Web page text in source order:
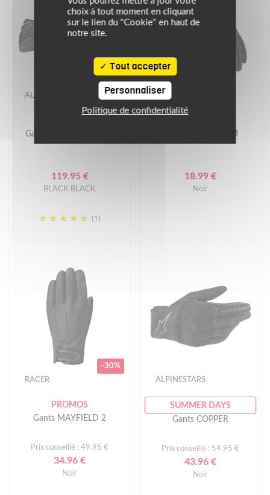
ALPINESTARS
Gants SP-8 V3 GLOVES
119.95 €
BLACK BLACK
(1)
REVIT
Sous gants HELIUM
18.99 €
Noir
-30%
RACER
PROMOS
Gants MAYFIELD 2
Prix conseillé : 49.95 €
34.96 €
Noir
ALPINESTARS
SUMMER DAYS
Gants COPPER
Prix conseillé : 54.95 €
43.96 €
Noir
choix à tout moment en cliquant
sur le lien du "Cookie" en haut de
notre site.
Tout accepter
Personnaliser
Politique de confidentialité